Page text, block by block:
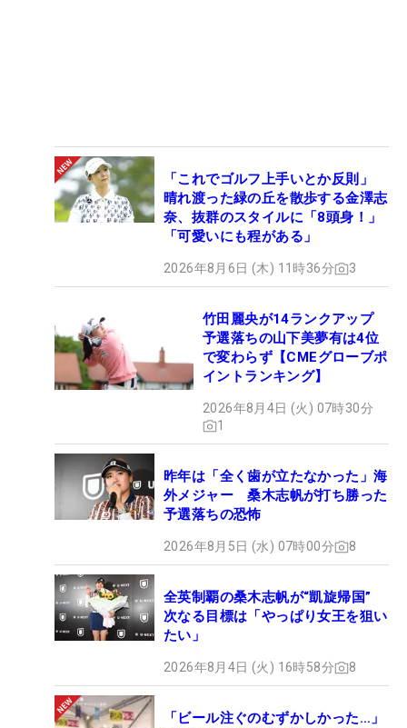
「これでゴルフ上手いとか反則」
晴れ渡った緑の丘を散歩する金澤志
奈、抜群のスタイルに「8頭身！」
「可愛いにも程がある」
2026年8月6日 (木) 11時36分 3
竹田麗央が14ランクアップ
予選落ちの山下美夢有は4位
で変わらず【CMEグローブポ
イントランキング】
2026年8月4日 (火) 07時30分
1
昨年は「全く歯が立たなかった」海
外メジャー 桑木志帆が打ち勝った
予選落ちの恐怖
2026年8月5日 (水) 07時00分 8
全英制覇の桑木志帆が“凱旋帰国”
次なる目標は「やっぱり女王を狙い
たい」
2026年8月4日 (火) 16時58分 8
「ビール注ぐのむずかしかった…」